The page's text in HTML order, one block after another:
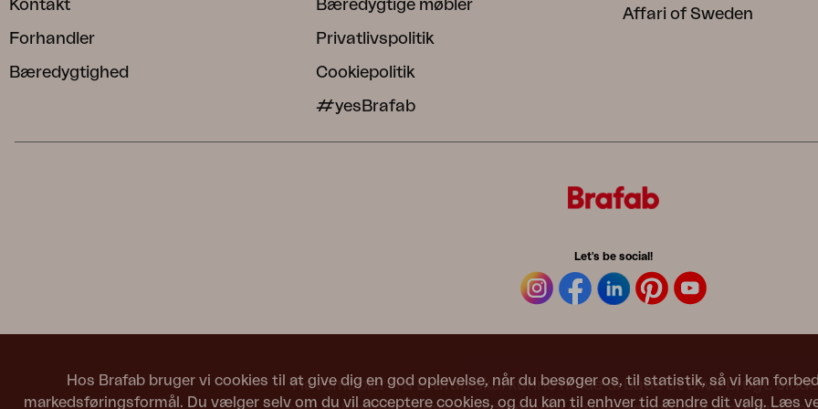
Hos Brafab bruger vi cookies til at give dig en god oplevelse, når du besøger os, til statistik, så vi kan
markedsføringsformål. Du vælger selv om du vil acceptere cookies, og du kan til enhver tid ændre dit valg. Læs
Kontakt
Forhandler
Bæredygtighed
Bæredygtige møbler
Privatlivspolitik
Cookiepolitik
#yesBrafab
Affari of Sweden
Let's be social!
Havemøbler fra Brafab skal kunne holde til både at blive brugt,